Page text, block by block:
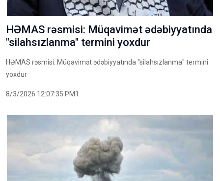
HƏMAS rəsmisi: Müqavimət ədəbiyyatında
"silahsızlanma" termini yoxdur
HƏMAS rəsmisi: Müqavimət ədəbiyyatında "silahsızlanma" termini
yoxdur
8/3/2026 12:07:35 PM1